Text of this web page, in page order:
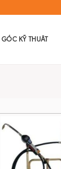
GÓC KỸ THUÂT